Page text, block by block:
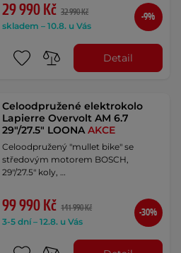
29 990 Kč 32 990 Kč
skladem – 10.8. u Vás
-9%
Detail
Celoodpružené elektrokolo
Lapierre Overvolt AM 6.7
29"/27.5" LOONAAKCE
Celoodpružený "mullet bike" se
středovým motorem BOSCH,
29"/27.5" koly, …
99 990 Kč 141 990 Kč
3-5 dní – 12.8. u Vás
-30%